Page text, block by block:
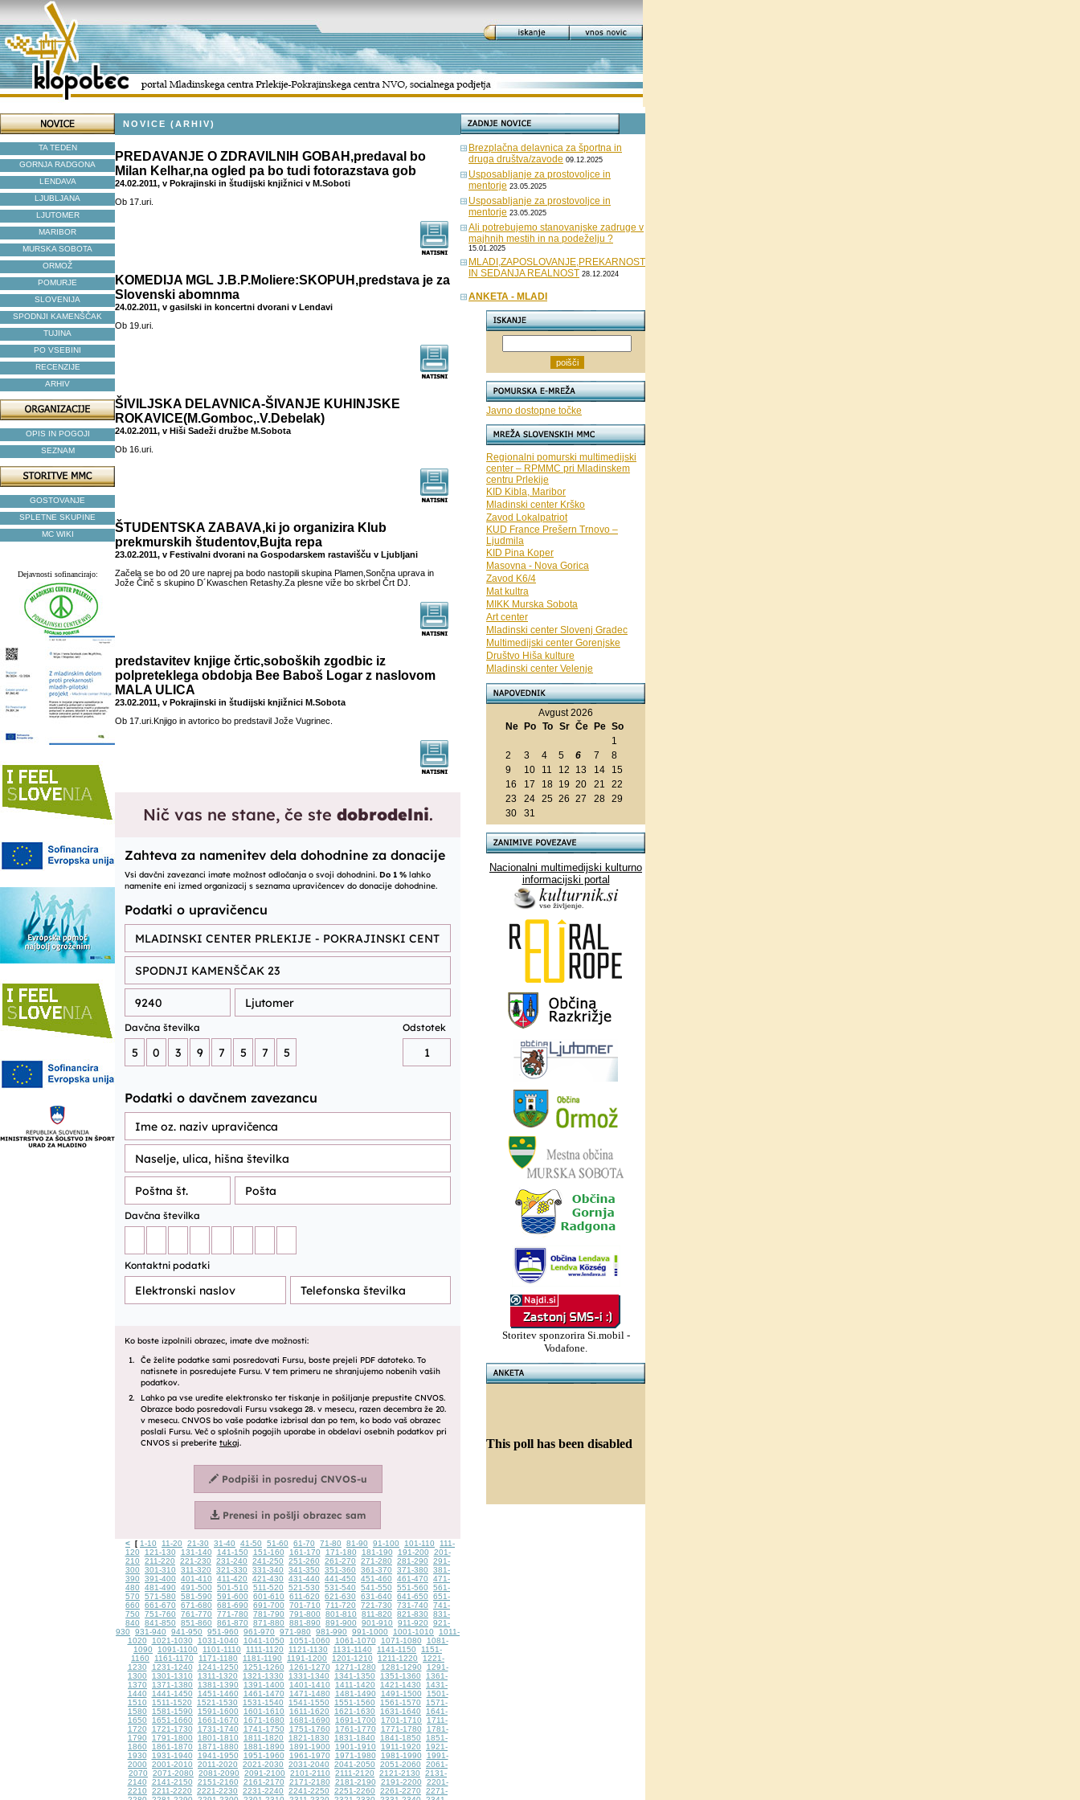
TA TEDEN
GORNJA RADGONA
LENDAVA
LJUBLJANA
LJUTOMER
MARIBOR
MURSKA SOBOTA
ORMOŽ
POMURJE
SLOVENIJA
SPODNJI KAMENŠČAK
TUJINA
PO VSEBINI
RECENZIJE
ARHIV
OPIS IN POGOJI
SEZNAM
GOSTOVANJE
SPLETNE SKUPINE
MC WIKI
Dejavnosti sofinancirajo:
NOVICE (ARHIV)
PREDAVANJE O ZDRAVILNIH GOBAH,predaval bo
Milan Kelhar,na ogled pa bo tudi fotorazstava gob
24.02.2011, v Pokrajinski in študijski knjižnici v M.Soboti
Ob 17.uri.
KOMEDIJA MGL J.B.P.Moliere:SKOPUH,predstava je za
Slovenski abomnma
24.02.2011, v gasilski in koncertni dvorani v Lendavi
Ob 19.uri.
ŠIVILJSKA DELAVNICA-ŠIVANJE KUHINJSKE
ROKAVICE(M.Gomboc,.V.Debelak)
24.02.2011, v Hiši Sadeži družbe M.Sobota
Ob 16.uri.
ŠTUDENTSKA ZABAVA,ki jo organizira Klub
prekmurskih študentov,Bujta repa
23.02.2011, v Festivalni dvorani na Gospodarskem rastavišču v Ljubljani
Začela se bo od 20 ure naprej pa bodo nastopili skupina Plamen,Sončna uprava in
Jože Činč s skupino D´Kwaschen Retashy.Za plesne viže bo skrbel Črt DJ.
predstavitev knjige črtic,soboških zgodbic iz
polpreteklega obdobja Bee Baboš Logar z naslovom
MALA ULICA
23.02.2011, v Pokrajinski in študijski knjižnici M.Sobota
Ob 17.uri.Knjigo in avtorico bo predstavil Jože Vugrinec.
< [ 1-10 11-20 21-30 31-40 41-50 51-60 61-70 71-80 81-90 91-100 101-110
111-
120
121-130 131-140 141-150 151-160 161-170 171-180 181-190 191-200
201-
210
211-220 221-230 231-240 241-250 251-260 261-270 271-280 281-290
291-
300
301-310 311-320 321-330 331-340 341-350 351-360 361-370 371-380
381-
390
391-400 401-410 411-420 421-430 431-440 441-450 451-460 461-470
471-
480
481-490 491-500 501-510 511-520 521-530 531-540 541-550 551-560
561-
570
571-580 581-590 591-600 601-610 611-620 621-630 631-640 641-650
651-
660
661-670 671-680 681-690 691-700 701-710 711-720 721-730 731-740
741-
750
751-760 761-770 771-780 781-790 791-800 801-810 811-820 821-830
831-
840
841-850 851-860 861-870 871-880 881-890 891-900 901-910 911-920
921-
930
931-940 941-950 951-960 961-970 971-980 981-990 991-1000 1001-1010
1011-
1020
1021-1030 1031-1040 1041-1050 1051-1060 1061-1070 1071-1080
1081-
1090
1091-1100 1101-1110 1111-1120 1121-1130 1131-1140 1141-1150
1151-
1160
1161-1170 1171-1180 1181-1190 1191-1200 1201-1210 1211-1220
1221-
1230
1231-1240 1241-1250 1251-1260 1261-1270 1271-1280 1281-1290
1291-
1300
1301-1310 1311-1320 1321-1330 1331-1340 1341-1350 1351-1360
1361-
1370
1371-1380 1381-1390 1391-1400 1401-1410 1411-1420 1421-1430
1431-
1440
1441-1450 1451-1460 1461-1470 1471-1480 1481-1490 1491-1500
1501-
1510
1511-1520 1521-1530 1531-1540 1541-1550 1551-1560 1561-1570
1571-
1580
1581-1590 1591-1600 1601-1610 1611-1620 1621-1630 1631-1640
1641-
1650
1651-1660 1661-1670 1671-1680 1681-1690 1691-1700 1701-1710
1711-
1720
1721-1730 1731-1740 1741-1750 1751-1760 1761-1770 1771-1780
1781-
1790
1791-1800 1801-1810 1811-1820 1821-1830 1831-1840 1841-1850
1851-
1860
1861-1870 1871-1880 1881-1890 1891-1900 1901-1910 1911-1920
1921-
1930
1931-1940 1941-1950 1951-1960 1961-1970 1971-1980 1981-1990
1991-
2000
2001-2010 2011-2020 2021-2030 2031-2040 2041-2050 2051-2060
2061-
2070
2071-2080 2081-2090 2091-2100 2101-2110 2111-2120 2121-2130
2131-
2140
2141-2150 2151-2160 2161-2170 2171-2180 2181-2190 2191-2200
2201-
2210
2211-2220 2221-2230 2231-2240 2241-2250 2251-2260 2261-2270
2271-
Brezplačna delavnica za športna in
druga društva/zavode 09.12.2025
Usposabljanje za prostovoljce in
mentorje 23.05.2025
Usposabljanje za prostovoljce in
mentorje 23.05.2025
Ali potrebujemo stanovanjske zadruge v
majhnih mestih in na podeželju ?
15.01.2025
MLADI,ZAPOSLOVANJE,PREKARNOST
IN SEDANJA REALNOST 28.12.2024
ANKETA - MLADI
Javno dostopne točke
Regionalni pomurski multimedijski
center – RPMMC pri Mladinskem
centru Prlekije
KID Kibla, Maribor
Mladinski center Krško
Zavod Lokalpatriot
KUD France Prešern Trnovo –
Ljudmila
KID Pina Koper
Masovna - Nova Gorica
Zavod K6/4
Mat kultra
MIKK Murska Sobota
Art center
Mladinski center Slovenj Gradec
Multimedijski center Gorenjske
Društvo Hiša kulture
Mladinski center Velenje
Avgust 2026
Ne
Po To Sr Če Pe So
1
2
3 4 5 6 7
8
9
10 11 12 13 14
15
16
17 18 19 20 21
22
23
24 25 26 27 28 29
30
31
Nacionalni multimedijski kulturno
informacijski portal
Storitev sponzorira Si.mobil -
Vodafone.
This poll has been disabled